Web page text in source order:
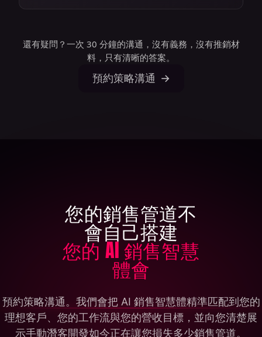
還有疑問？一次 30 分鐘的溝通，沒有義務，沒有推銷材
料，只有清晰的答案。
預約策略溝通
您的銷售管道不
會自己搭建
您的 AI 銷售智慧
體會
預約策略溝通。我們會把 AI 銷售智慧體精準匹配到您的
理想客戶、您的工作流與您的營收目標，並向您清楚展
示手動潛客開發如今正在讓您損失多少銷售管道。